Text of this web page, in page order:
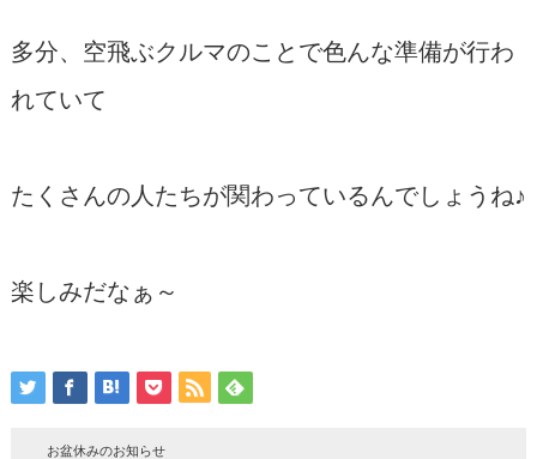
多分、空飛ぶクルマのことで色んな準備が行わ
れていて
たくさんの人たちが関わっているんでしょうね♪
楽しみだなぁ～
お盆休みのお知らせ